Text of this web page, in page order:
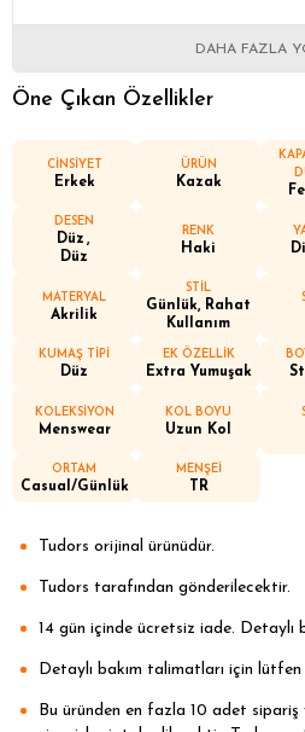
DAHA FAZLA
Öne Çıkan Özellikler
CİNSİYET
Erkek
ÜRÜN
Kazak
DESEN
Düz
Düz
RENK
Haki
MATERYAL
Akrilik
STİL
Günlük, Rahat
Kullanım
KUMAŞ TİPİ
Düz
EK ÖZELLİK
Extra Yumuşak
KOLEKSİYON
Menswear
KOL BOYU
Uzun Kol
ORTAM
Casual/Günlük
MENŞEİ
TR
Tudors orijinal ürünüdür.
Tudors tarafından gönderilecektir.
14 gün içinde ücretsiz iade. Detaylı
Detaylı bakım talimatları için
Bu üründen en fazla 10 adet sipariş